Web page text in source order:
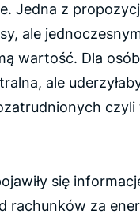
Jedna z
ale
wartość. Dla
ale
się
za